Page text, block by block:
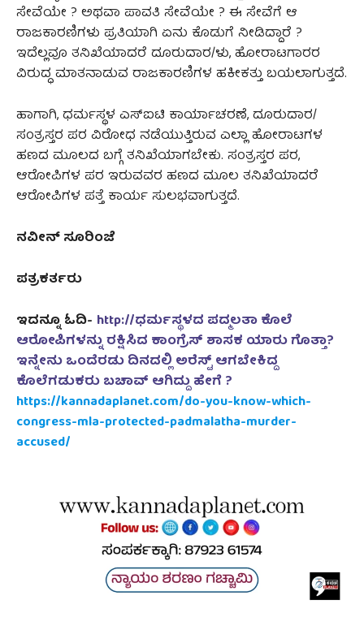
ಸೇವೆಯೇ ? ಅಥವಾ ಪಾವತಿ ಸೇವೆಯೇ ? ಈ ಸೇವೆಗೆ ಆ
ರಾಜಕಾರಣಿಗಳು ಪ್ರತಿಯಾಗಿ ಏನು ಕೊಡುಗೆ ನೀಡಿದ್ದಾರೆ ?
ಇದೆಲ್ಲವೂ ತನಿಖೆಯಾದರೆ ದೂರುದಾರ/ಳು, ಹೋರಾಟಗಾರರ
ವಿರುದ್ಧ ಮಾತನಾಡುವ ರಾಜಕಾರಣಿಗಳ ಹಕೀಕತ್ತು ಬಯಲಾಗುತ್ತದೆ.
ಹಾಗಾಗಿ, ಧರ್ಮಸ್ಥಳ ಎಸ್ಐಟಿ ಕಾರ್ಯಾಚರಣೆ, ದೂರುದಾರ/
ಸಂತ್ರಸ್ತರ ಪರ ವಿರೋಧ ನಡೆಯುತ್ತಿರುವ ಎಲ್ಲಾ ಹೋರಾಟಗಳ
ಹಣದ ಮೂಲದ ಬಗ್ಗೆ ತನಿಖೆಯಾಗಬೇಕು. ಸಂತ್ರಸ್ತರ ಪರ,
ಆರೋಪಿಗಳ ಪರ ಇರುವವರ ಹಣದ ಮೂಲ ತನಿಖೆಯಾದರೆ
ಆರೋಪಿಗಳ ಪತ್ತೆ ಕಾರ್ಯ ಸುಲಭವಾಗುತ್ತದೆ.
ನವೀನ್‌ ಸೂರಿಂಜೆ
ಪತ್ರಕರ್ತರು
ಇದನ್ನೂ ಓದಿ- http://ಧರ್ಮಸ್ಥಳದ ಪದ್ಮಲತಾ ಕೊಲೆ
ಆರೋಪಿಗಳನ್ನು ರಕ್ಷಿಸಿದ ಕಾಂಗ್ರೆಸ್ ಶಾಸಕ ಯಾರು ಗೊತ್ತಾ?
ಇನ್ನೇನು ಒಂದೆರಡು ದಿನದಲ್ಲಿ ಅರೆಸ್ಟ್ ಆಗಬೇಕಿದ್ದ
ಕೊಲೆಗಡುಕರು ಬಚಾವ್ ಆಗಿದ್ದು ಹೇಗೆ ?
https://kannadaplanet.com/do-you-know-which-
congress-mla-protected-padmalatha-murder-
accused/